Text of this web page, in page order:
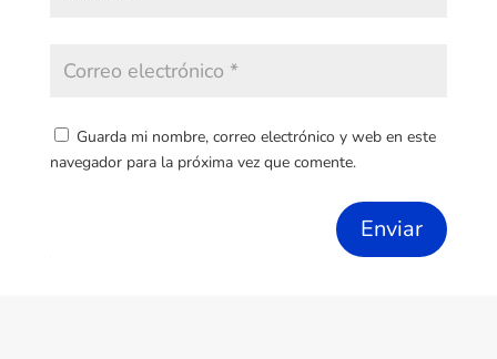
Guarda mi nombre, correo electrónico y web en este
navegador para la próxima vez que comente.
Enviar